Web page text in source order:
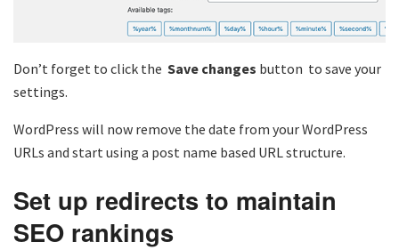
Don’t forget to click the Save changes button to save your
settings.
WordPress will now remove the date from your WordPress
URLs and start using a post name based URL structure.
Set up redirects to maintain
SEO rankings